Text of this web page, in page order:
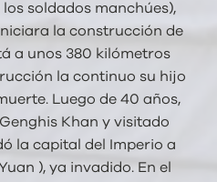
soldados manchúes),
la construcción de
a unos 380 kilómetros
la continuo su hijo
Luego de 40 años,
Khan y visitado
la capital del Imperio a
), ya invadido. En el